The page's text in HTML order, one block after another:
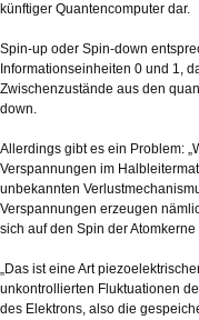
künftiger Quantencomputer dar.
Spin-up oder Spin-down
Informationseinheiten 0 und 1,
Zwischenzustände aus den
down.
Allerdings gibt es ein Problem:
Verspannungen im
unbekannten
Verspannungen erzeugen
sich auf den Spin der
„Das ist eine Art
unkontrollierten Fluktuationen
des Elektrons, also die